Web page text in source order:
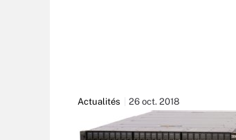
Actualités 26 oct. 2018